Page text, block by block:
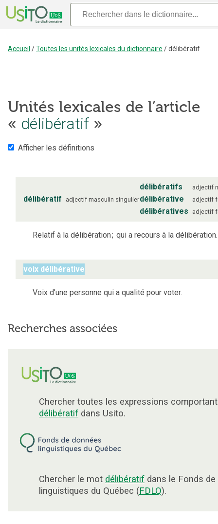
Accueil /Toutes les unités lexicales du dictionnaire /délibératif
Unités lexicales de l’article
« délibératif »
Afficher les définitions
délibératif adjectif masculin singulier
délibératifs adjectif
délibérative adjectif
délibératives adjectif
Relatif à la délibération; qui a recours à la délibération.
voix délibérative
Voix d’une personne qui a qualité pour voter.
Recherches associées
Chercher toutes les expressions
délibératif dans Usito.
Chercher le mot délibératif dans le Fonds
linguistiques du Québec (FDLQ).